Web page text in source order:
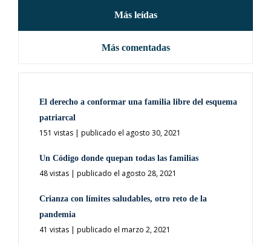
Más leídas
Más comentadas
El derecho a conformar una familia libre del esquema
patriarcal
151 vistas | publicado el agosto 30, 2021
Un Código donde quepan todas las familias
48 vistas | publicado el agosto 28, 2021
Crianza con límites saludables, otro reto de la
pandemia
41 vistas | publicado el marzo 2, 2021